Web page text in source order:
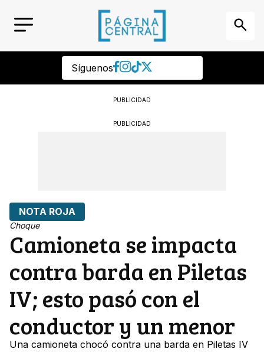
Síguenos
PUBLICIDAD
PUBLICIDAD
NOTA ROJA
Choque
Camioneta se impacta
contra barda en Piletas
IV; esto pasó con el
conductor y un menor
Una camioneta chocó contra una barda en Piletas IV